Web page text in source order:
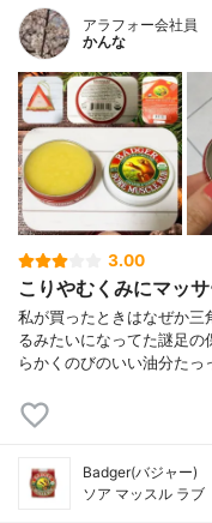
アラフォー会社員
かんな
3.00
こりやむくみにマッ
私が買ったときはなぜか三
るみたいになってた謎足
らかくのびのいい油分た
Badger(バジャー)
ソア マッスル ラブ